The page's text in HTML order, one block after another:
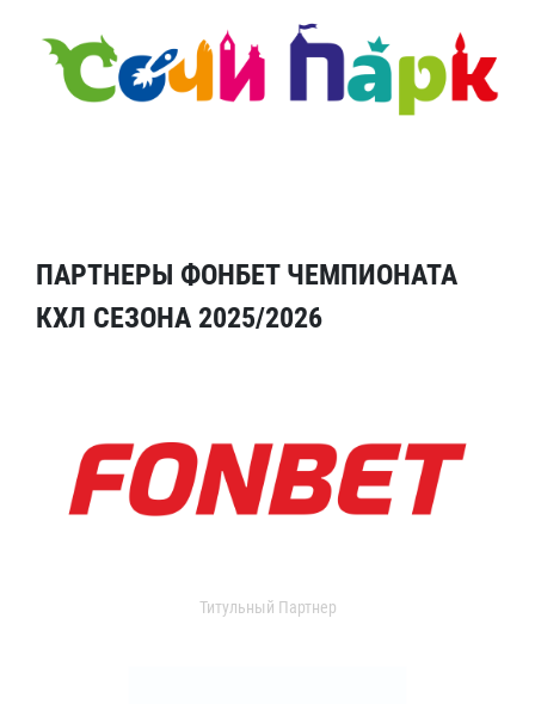
ПАРТНЕРЫ ФОНБЕТ ЧЕМПИОНАТА
КХЛ СЕЗОНА 2025/2026
Титульный Партнер